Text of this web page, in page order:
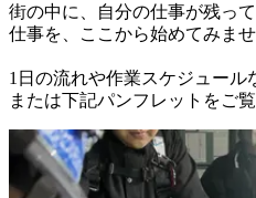
街の中に、自分の仕事が残っ
仕事を、ここから始めてみませ
1日の流れや作業スケジュール
または下記パンフレットをご覧